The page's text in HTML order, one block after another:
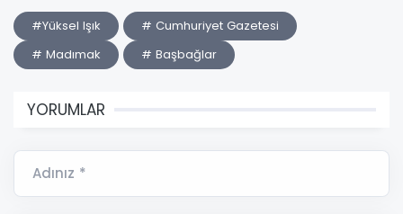
#Yüksel Işık
# Cumhuriyet Gazetesi
# Madımak
# Başbağlar
YORUMLAR
Adınız *